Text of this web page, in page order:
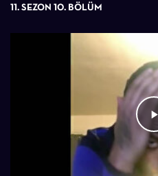
11. SEZON 10. BÖLÜM